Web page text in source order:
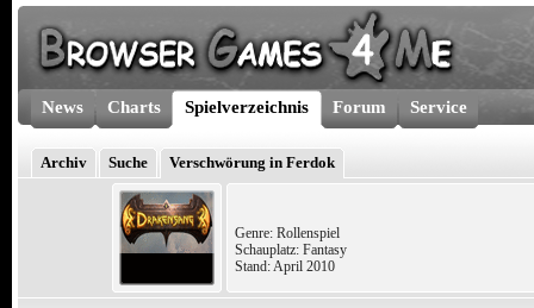
News Charts Spielverzeichnis Forum Service
Archiv Suche Verschwörung in Ferdok
Genre: Rollenspiel
Schauplatz: Fantasy
Stand: April 2010